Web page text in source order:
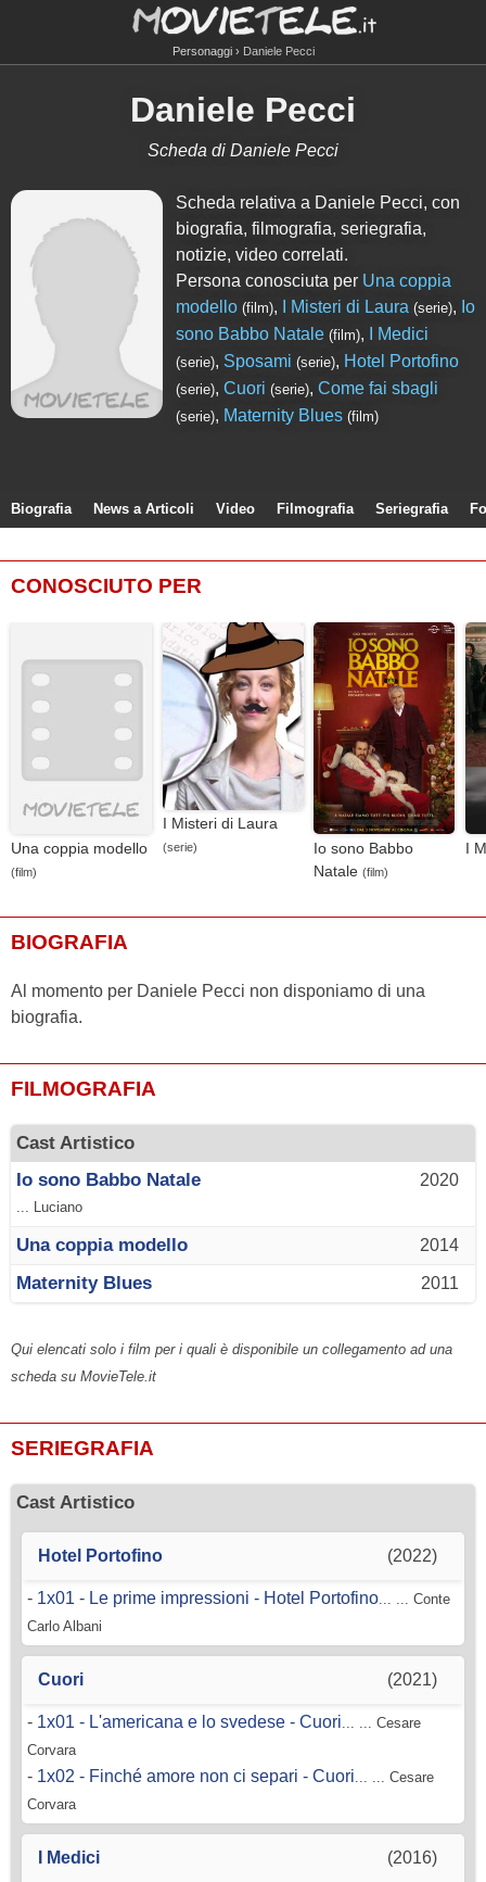
Personaggi Daniele Pecci
Daniele Pecci
Scheda di Daniele Pecci
Scheda relativa a Daniele Pecci, con
biografia, filmografia, seriegrafia,
notizie, video correlati.
Persona conosciuta per Una coppia
modello (film), I Misteri di Laura (serie), Io
sono Babbo Natale (film), I Medici
(serie), Sposami (serie), Hotel Portofino
(serie),Cuori (serie),Come fai sbagli
(serie), Maternity Blues (film)
Biografia News a Articoli Video Filmografia Seriegrafia
CONOSCIUTO PER
Una coppia modello
(film)
I Misteri di Laura
(serie)
Io sono Babbo
Natale (film)
I
BIOGRAFIA
Al momento per Daniele Pecci non disponiamo di una
biografia.
FILMOGRAFIA
Cast Artistico
2020
Io sono Babbo Natale
... Luciano
2014
Una coppia modello
2011
Maternity Blues
Qui elencati solo i film per i quali è disponibile un collegamento ad una
scheda su MovieTele.it
SERIEGRAFIA
Cast Artistico
Hotel Portofino (2022)
- 1x01 - Le prime impressioni - Hotel Portofino... ... Conte
Carlo Albani
Cuori (2021)
- 1x01 - L'americana e lo svedese - Cuori... ... Cesare
Corvara
- 1x02 - Finché amore non ci separi - Cuori... ... Cesare
Corvara
I Medici (2016)